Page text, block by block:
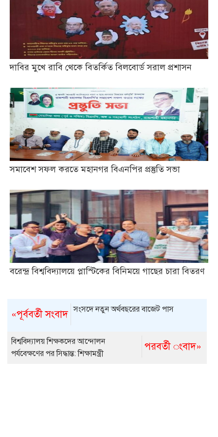
দাবির মুখে রাবি থেকে বিতর্কিত বিলবোর্ড সরাল প্রশাসন
সমাবেশ সফল করতে মহানগর বিএনপির প্রস্তুতি সভা
বরেন্দ্র বিশ্ববিদ্যালয়ে প্লাস্টিকের বিনিময়ে গাছের চারা বিতরণ
«পূর্ববর্তী সংবাদ সংসদে নতুন অর্থবছরের বাজেট পাস
পরবর্তী ংবাদ»
বিশ্ববিদ্যালয় শিক্ষকদের আন্দোলন
পর্যবেক্ষণের পর সিদ্ধান্ত: শিক্ষামন্ত্রী